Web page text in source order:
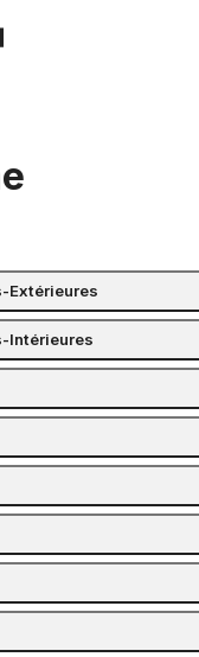
Extérieures
Intérieures